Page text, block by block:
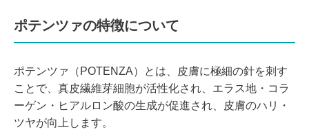
ポテンツァの特徴について
ポテンツァ（POTENZA）とは、皮膚に極細の針を刺す
ことで、真皮繊維芽細胞が活性化され、エラス地・コラ
ーゲン・ヒアルロン酸の生成が促進され、皮膚のハリ・
ツヤが向上します。